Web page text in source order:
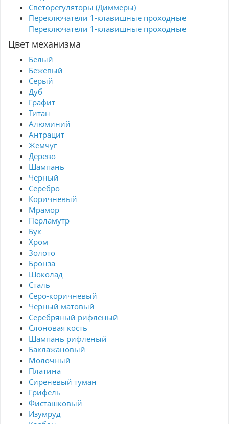
Светорегуляторы (Диммеры)
Переключатели 1-клавишные проходные
Переключатели 1-клавишные проходные
Цвет механизма
Белый
Бежевый
Серый
Дуб
Графит
Титан
Алюминий
Антрацит
Жемчуг
Дерево
Шампань
Черный
Серебро
Коричневый
Мрамор
Перламутр
Бук
Хром
Золото
Бронза
Шоколад
Сталь
Серо-коричневый
Черный матовый
Серебряный рифленый
Слоновая кость
Шампань рифленый
Баклажановый
Молочный
Платина
Сиреневый туман
Грифель
Фисташковый
Изумруд